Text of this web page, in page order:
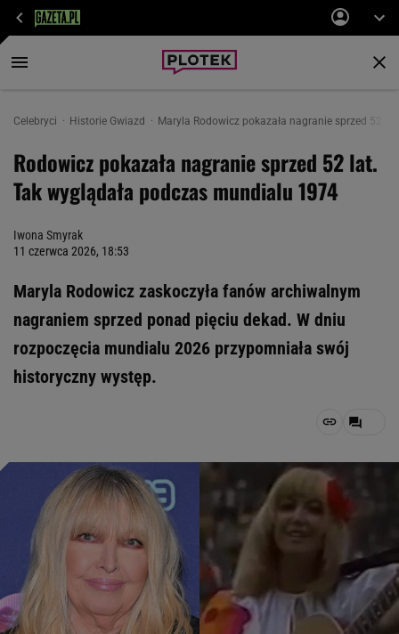
Celebryci Historie Gwiazd Maryla Rodowicz pokazała nagranie sprzed 52
Rodowicz pokazała nagranie sprzed 52 lat.
Tak wyglądała podczas mundialu 1974
Iwona Smyrak
11 czerwca 2026, 18:53
Maryla Rodowicz zaskoczyła fanów archiwalnym
nagraniem sprzed ponad pięciu dekad. W dniu
rozpoczęcia mundialu 2026 przypomniała swój
historyczny występ.